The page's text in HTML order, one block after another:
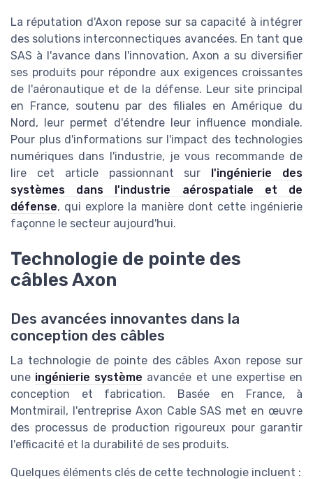
La réputation d'Axon repose sur sa capacité à intégrer
des solutions interconnectiques avancées. En tant que
SAS à l'avance dans l'innovation, Axon a su diversifier
ses produits pour répondre aux exigences croissantes
de l'aéronautique et de la défense. Leur site principal
en France, soutenu par des filiales en Amérique du
Nord, leur permet d'étendre leur influence mondiale.
Pour plus d'informations sur l'impact des technologies
numériques dans l'industrie, je vous recommande de
lire cet article passionnant sur
l'ingénierie des
systèmes dans l'industrie aérospatiale et de
défense, qui explore la manière dont cette ingénierie
façonne le secteur aujourd'hui.
Technologie de pointe des
câbles Axon
Des avancées innovantes dans la
conception des câbles
La technologie de pointe des câbles Axon repose sur
une ingénierie système avancée et une expertise en
conception et fabrication. Basée en France, à
Montmirail, l'entreprise Axon Cable SAS met en œuvre
des processus de production rigoureux pour garantir
l'efficacité et la durabilité de ses produits.
Quelques éléments clés de cette technologie incluent :